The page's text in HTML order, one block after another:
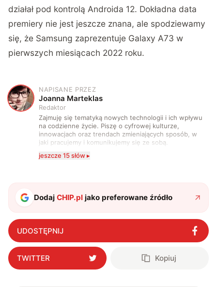
działał pod kontrolą Androida 12. Dokładna data
premiery nie jest jeszcze znana, ale spodziewamy
się, że Samsung zaprezentuje Galaxy A73 w
pierwszych miesiącach 2022 roku.
J
NAPISANE PRZEZ
Joanna Marteklas
Redaktor
Zajmuję się tematyką nowych technologii i ich wpływu
na codzienne życie. Piszę o cyfrowej kulturze,
innowacjach oraz trendach zmieniających sposób, w
jaki pracujemy i komunikujemy się ze sobą.
Szczególnie interesuje mnie relacja między rozwojem
technologii a współczesną popkulturą. W wolnych
jeszcze 15 słów ▸
DodajCHIP.pl jako preferowane źródło
UDOSTĘPNIJ
TWITTER Kopiuj